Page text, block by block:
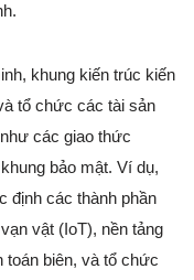
khung kiến trúc kiến
tổ chức các tài sản
các giao thức
bảo mật. Ví dụ,
định các thành phần
vật (IoT), nền tảng
toán biên, và tổ chức